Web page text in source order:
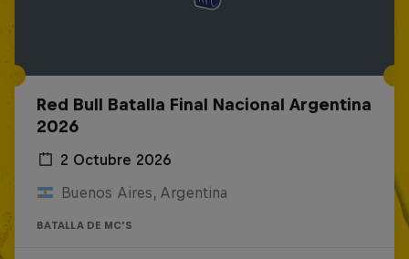
Red Bull Batalla Final Nacional Argentina
2026
2 Octubre 2026
Buenos Aires, Argentina
BATALLA DE MC'S